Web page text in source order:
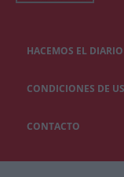
HACEMOS EL
CONDICIONES DE
CONTACTO